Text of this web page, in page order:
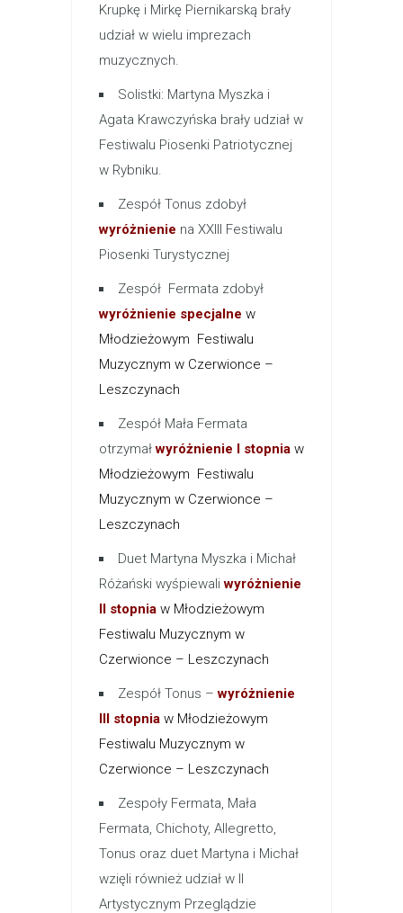
Krupkę i Mirkę Piernikarską brały
udział w wielu imprezach
muzycznych.
Solistki: Martyna Myszka i
Agata Krawczyńska brały udział w
Festiwalu Piosenki Patriotycznej
w Rybniku.
Zespół Tonus zdobył
wyróżnienie na XXIII Festiwalu
Piosenki Turystycznej
Zespół Fermata zdobył
wyróżnienie specjalne w
Młodzieżowym Festiwalu
Muzycznym w Czerwionce –
Leszczynach
Zespół Mała Fermata
otrzymałwyróżnienie I stopnia w
Młodzieżowym Festiwalu
Muzycznym w Czerwionce –
Leszczynach
Duet Martyna Myszka i Michał
Różański wyśpiewaliwyróżnienie
II stopnia w Młodzieżowym
Festiwalu Muzycznym w
Czerwionce – Leszczynach
Zespół Tonus –wyróżnienie
III stopnia w Młodzieżowym
Festiwalu Muzycznym w
Czerwionce – Leszczynach
Zespoły Fermata, Mała
Fermata, Chichoty, Allegretto,
Tonus oraz duet Martyna i Michał
wzięli również udział w II
Artystycznym Przeglądzie